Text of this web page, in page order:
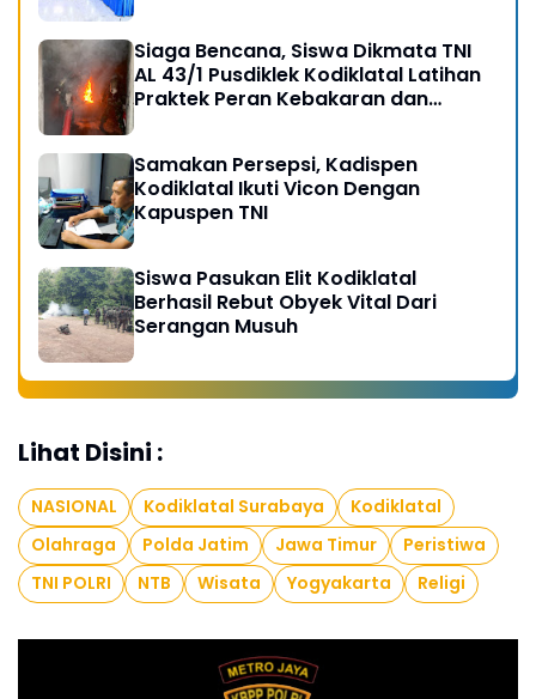
Siaga Bencana, Siswa Dikmata TNI
AL 43/1 Pusdiklek Kodiklatal Latihan
Praktek Peran Kebakaran dan
Samakan Persepsi, Kadispen
Kodiklatal Ikuti Vicon Dengan
Kapuspen TNI
Siswa Pasukan Elit Kodiklatal
Berhasil Rebut Obyek Vital Dari
Serangan Musuh
Lihat Disini :
NASIONAL Kodiklatal Surabaya
Kodiklatal
Olahraga
Polda Jatim Jawa Timur
Peristiwa
TNI POLRI
NTB Wisata Yogyakarta Religi